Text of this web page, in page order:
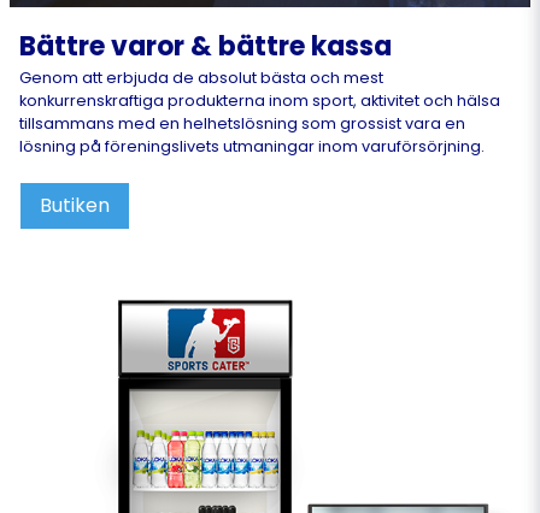
Bättre varor & bättre kassa
Genom att erbjuda de absolut bästa och mest
konkurrenskraftiga produkterna inom sport, aktivitet och hälsa
tillsammans med en helhetslösning som grossist vara en
lösning på föreningslivets utmaningar inom varuförsörjning.
Butiken